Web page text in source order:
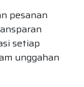
pesanan
setiap
unggahan